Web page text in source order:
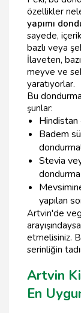
özellikler
yapımı
sayede,
bazlı veya
İlaveten,
meyve ve
yaratıyorlar.
Bu
şunlar:
Hindistan
Badem
Stevia
dondurma
yapılan
Artvin'de
etmelisiniz.
serinliğin
Artvin
En